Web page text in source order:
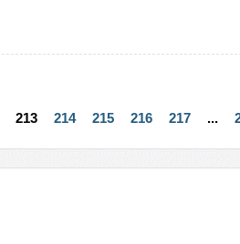
213 214 215 216 217 ...